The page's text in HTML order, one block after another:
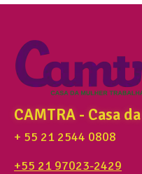
CAMTRA - Casa
+ 55 21 2544 0808
+55 21 97023-2429